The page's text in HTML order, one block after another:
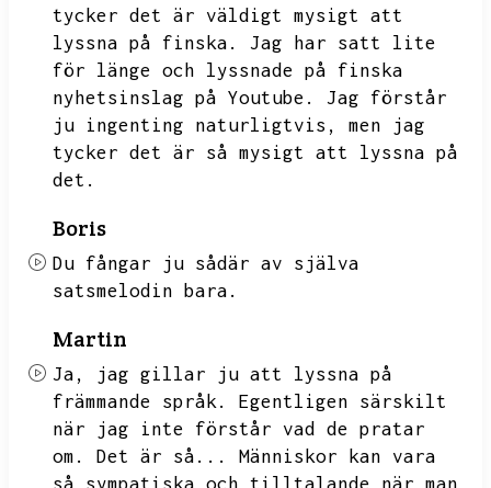
tycker det är väldigt mysigt att
lyssna på finska.
Jag har satt lite
för länge och lyssnade på finska
nyhetsinslag på Youtube.
Jag förstår
ju ingenting naturligtvis,
men jag
tycker det är så mysigt att lyssna på
det.
Boris
Du fångar ju sådär av själva
satsmelodin bara.
Martin
Ja,
jag gillar ju att lyssna på
främmande språk.
Egentligen särskilt
när jag inte förstår vad de pratar
om.
Det är så...
Människor kan vara
så sympatiska och tilltalande när man